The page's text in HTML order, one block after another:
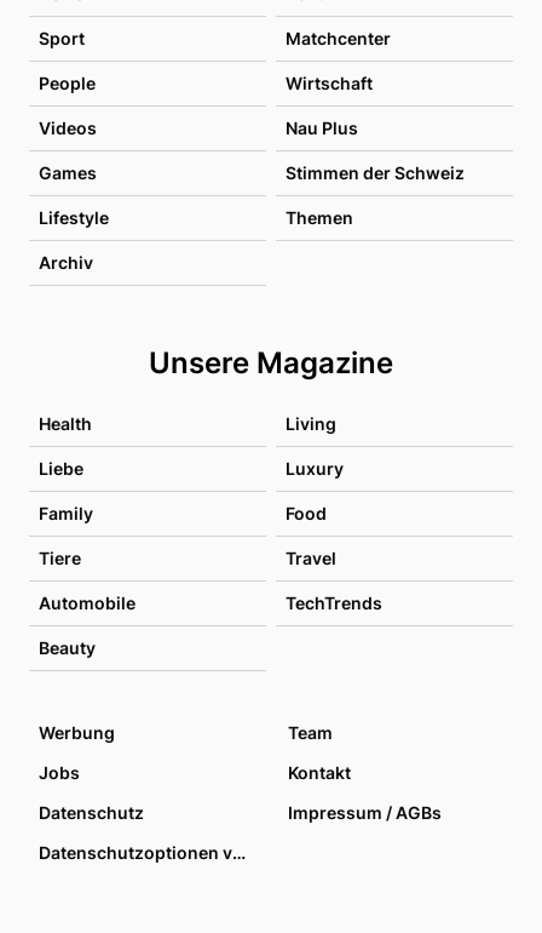
Sport Matchcenter
People Wirtschaft
Videos Nau Plus
Games Stimmen der Schweiz
Lifestyle Themen
Archiv
Unsere Magazine
Health Living
Liebe Luxury
Family Food
Tiere Travel
Automobile TechTrends
Beauty
Werbung
Team
Jobs
Kontakt
Datenschutz
Impressum / AGBs
Datenschutzoptionen verwalten